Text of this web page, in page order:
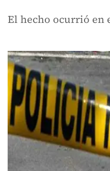
El hecho ocurrió en